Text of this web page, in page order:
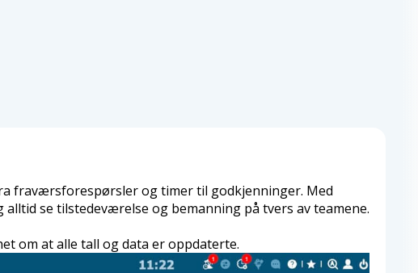
fraværsforespørsler og timer til godkjenninger. Med
se tilstedeværelse og bemanning på tvers av teamene.
om at alle tall og data er oppdaterte.